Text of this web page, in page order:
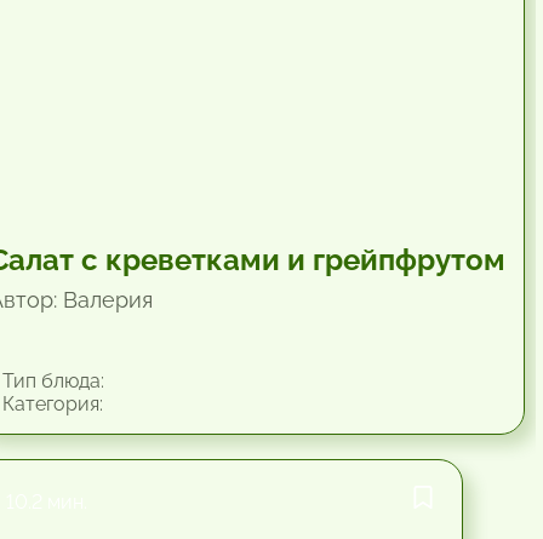
с креветками и грейпфрутом
Валерия
блюда: